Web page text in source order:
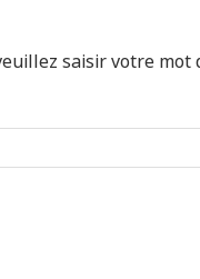
saisir votre mot